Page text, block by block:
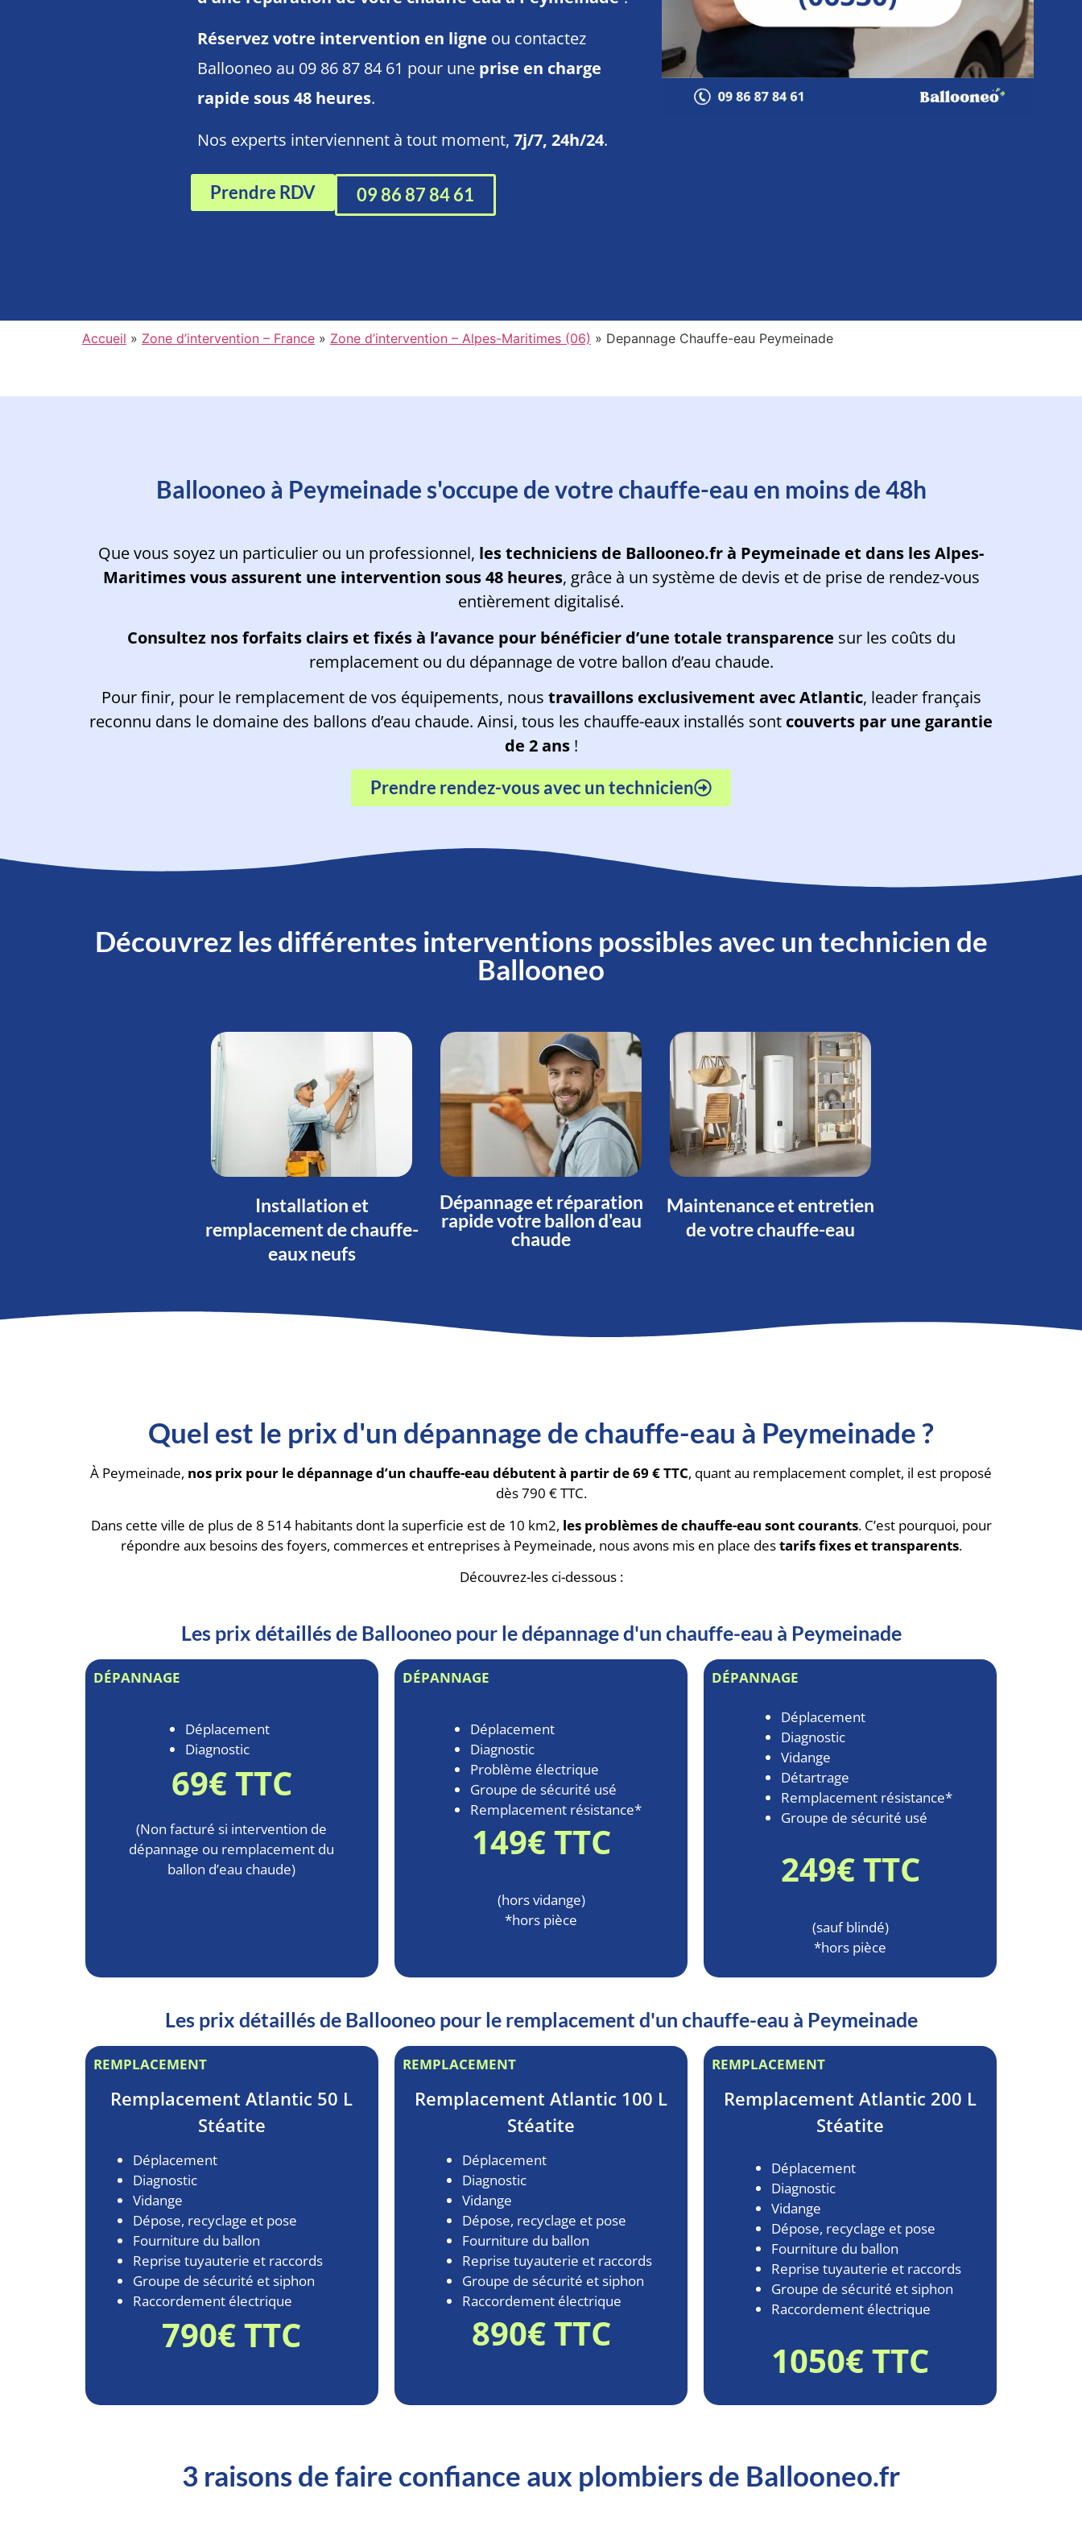
Réservez votre intervention en ligne ou contactez
Ballooneo au 09 86 87 84 61 pour une prise en charge
rapide sous 48 heures.
Nos experts interviennent à tout moment, 7j/7, 24h/24.
Prendre RDV 09 86 87 84 61
Accueil » Zone d’intervention – France » Zone d’intervention – Alpes-Maritimes (06) » Depannage Chauffe-eau Peymeinade
Ballooneo à Peymeinade s'occupe de votre chauffe-eau en moins de 48h
Que vous soyez un particulier ou un professionnel, les techniciens de Ballooneo.fr à Peymeinade et dans les Alpes-
Maritimes vous assurent une intervention sous 48 heures, grâce à un système de devis et de prise de rendez-vous
entièrement digitalisé.
Consultez nos forfaits clairs et fixés à l’avance pour bénéficier d’une totale transparence sur les coûts du
remplacement ou du dépannage de votre ballon d’eau chaude.
Pour finir, pour le remplacement de vos équipements, nous travaillons exclusivement avec Atlantic, leader français
reconnu dans le domaine des ballons d’eau chaude. Ainsi, tous les chauffe-eaux installés sont couverts par une garantie
de 2 ans!
Prendre rendez-vous avec un technicien
Découvrez les différentes interventions possibles avec un technicien de
Ballooneo
Installation et
remplacement de chauffe-
eaux neufs
Dépannage et réparation
rapide votre ballon d'eau
chaude
Maintenance et entretien
de votre chauffe-eau
Quel est le prix d'un dépannage de chauffe-eau à Peymeinade ?
À Peymeinade, nos prix pour le dépannage d’un chauffe-eau débutent à partir de 69 € TTC, quant au remplacement complet, il est proposé
dès 790 € TTC.
Dans cette ville de plus de 8 514 habitants dont la superficie est de 10 km2, les problèmes de chauffe-eau sont courants. C’est pourquoi, pour
répondre aux besoins des foyers, commerces et entreprises à Peymeinade, nous avons mis en place destarifs fixes et transparents.
Découvrez-les ci-dessous :
Les prix détaillés de Ballooneo pour le dépannage d'un chauffe-eau à Peymeinade
DÉPANNAGE
Déplacement
Diagnostic
69€ TTC
(Non facturé si intervention de
dépannage ou remplacement du
ballon d’eau chaude)
DÉPANNAGE
Déplacement
Diagnostic
Problème électrique
Groupe de sécurité usé
Remplacement résistance*
149€ TTC
(hors vidange)
*hors pièce
DÉPANNAGE
Déplacement
Diagnostic
Vidange
Détartrage
Remplacement résistance*
Groupe de sécurité usé
249€ TTC
(sauf blindé)
*hors pièce
Les prix détaillés de Ballooneo pour le remplacement d'un chauffe-eau à Peymeinade
REMPLACEMENT
RemplacementAtlantic 50 L
Stéatite
Déplacement
Diagnostic
Vidange
Dépose, recyclage et pose
Fourniture du ballon
Reprise tuyauterie et raccords
Groupe de sécurité et siphon
Raccordement électrique
790€ TTC
REMPLACEMENT
Remplacement Atlantic 100 L
Stéatite
Déplacement
Diagnostic
Vidange
Dépose, recyclage et pose
Fourniture du ballon
Reprise tuyauterie et raccords
Groupe de sécurité et siphon
Raccordement électrique
890€ TTC
REMPLACEMENT
RemplacementAtlantic 200 L
Stéatite
Déplacement
Diagnostic
Vidange
Dépose, recyclage et pose
Fourniture du ballon
Reprise tuyauterie et raccords
Groupe de sécurité et siphon
Raccordement électrique
1050€ TTC
3 raisons de faire confiance aux plombiers de Ballooneo.fr